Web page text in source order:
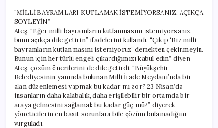
“MİLLİ BAYRAMLARI KUTLAMAK İSTEMİYORSANIZ, AÇIKÇA
SÖYLEYİN”
Ateş, “Eğer milli bayramların kutlanmasını istemiyorsanız,
bunu açıkça dile getirin” ifadelerini kullandı. “Çıkıp ‘Biz milli
bayramların kutlanmasını istemiyoruz’ demekten çekinmeyin.
Bunun için her türlü engeli çıkardığımızı kabul edin” diyen
Ateş, çözüm önerilerini de dile getirdi. “Büyükşehir
Belediyesinin yanında bulunan Milli İrade Meydanı’nda bir
alan düzenlemesi yapmak bu kadar mı zor? 23 Nisan’da
insanların daha kalabalık, daha erişilebilir bir ortamda bir
araya gelmesini sağlamak bu kadar güç mü?” diyerek
yöneticilerin en basit sorunlara bile çözüm bulamadığını
vurguladı.